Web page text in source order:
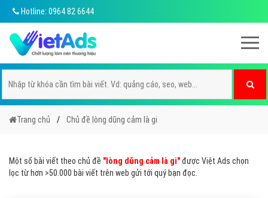
Hotline: 0964 82 6644
Trang chủ Chủ đề lòng dũng cảm là gi
Một số bài viết theo chủ đề "lòng dũng cảm là gi"được Việt Ads chọn
lọc từ hơn >50.000 bài viết trên web gửi tới quý bạn đọc.